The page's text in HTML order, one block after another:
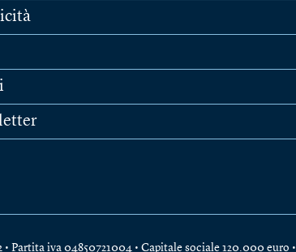
Partita iva 04850721004 • Capitale sociale 120.000 euro •